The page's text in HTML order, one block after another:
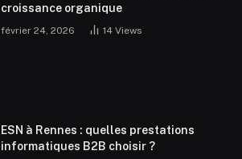
croissance organique
février 24, 2026 14 Views
ESN à Rennes : quelles prestations
informatiques B2B choisir ?